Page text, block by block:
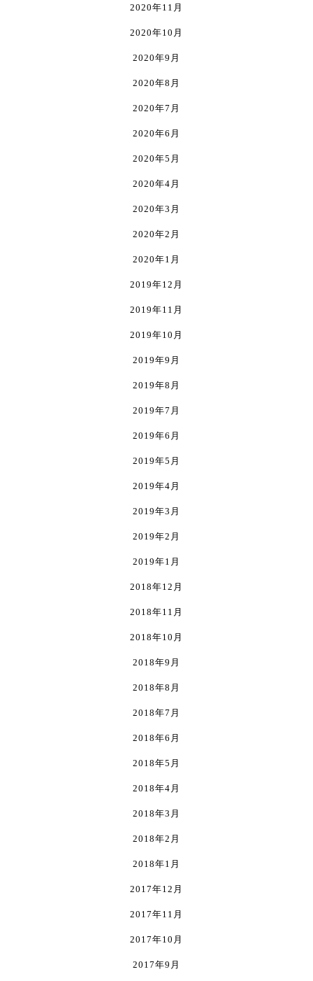
2020年11月
2020年10月
2020年9月
2020年8月
2020年7月
2020年6月
2020年5月
2020年4月
2020年3月
2020年2月
2020年1月
2019年12月
2019年11月
2019年10月
2019年9月
2019年8月
2019年7月
2019年6月
2019年5月
2019年4月
2019年3月
2019年2月
2019年1月
2018年12月
2018年11月
2018年10月
2018年9月
2018年8月
2018年7月
2018年6月
2018年5月
2018年4月
2018年3月
2018年2月
2018年1月
2017年12月
2017年11月
2017年10月
2017年9月